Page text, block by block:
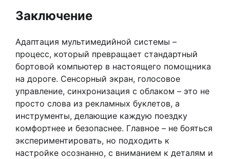
Заключение
Адаптация мультимедийной системы –
процесс, который превращает стандартный
бортовой компьютер в настоящего помощника
на дороге. Сенсорный экран, голосовое
управление, синхронизация с облаком – это не
просто слова из рекламных буклетов, а
инструменты, делающие каждую поездку
комфортнее и безопаснее. Главное – не бояться
экспериментировать, но подходить к
настройке осознанно, с вниманием к деталям и